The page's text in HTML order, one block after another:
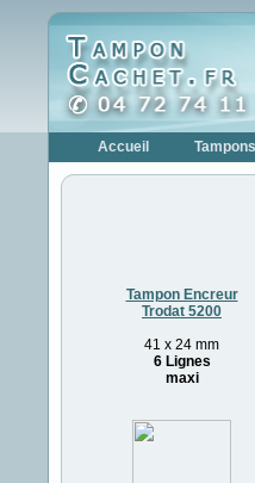
Accueil
Tampon Encreur
Trodat 5200
41 x 24 mm
6 Lignes
maxi